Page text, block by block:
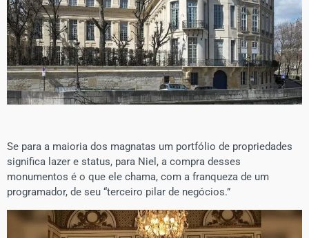
Se para a maioria dos magnatas um portfólio de propriedades
significa lazer e status, para Niel, a compra desses
monumentos é o que ele chama, com a franqueza de um
programador, de seu “terceiro pilar de negócios.”